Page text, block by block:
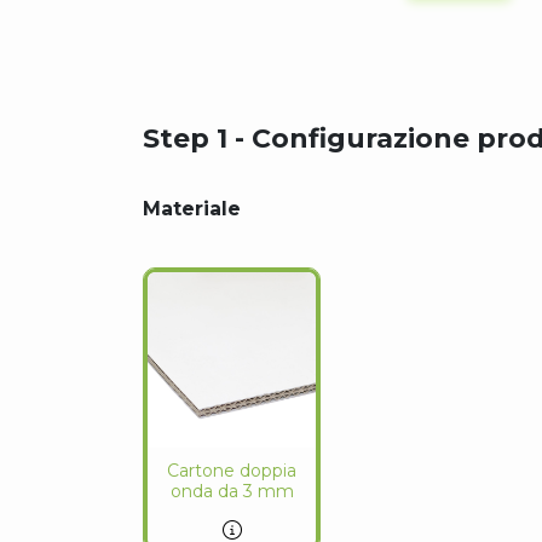
Step 1 - Configurazione
Materiale
Cartone doppia
onda da 3 mm